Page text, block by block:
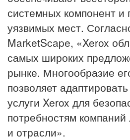
системных компонент и
уязвимых мест.
MarketScape, «Xerox
самых широких
рынке. Многообразие
позволяет
услуги Xerox для
потребностям
и отрасли».